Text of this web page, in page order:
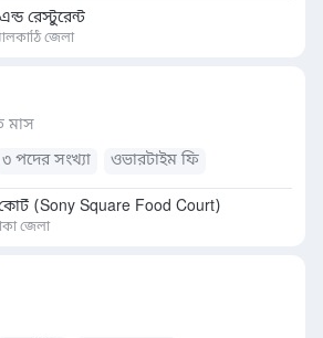
রেস্টুরেন্ট
জেলা
মাস
৩ পদের সংখ্যা ওভারটাইম ফি
(Sony Square Food Court)
জেলা